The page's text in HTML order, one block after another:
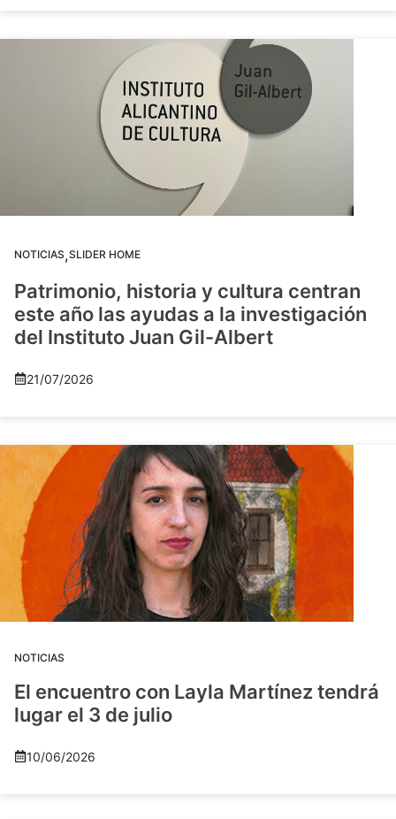
NOTICIAS,SLIDER HOME
Patrimonio, historia y cultura centran
este año las ayudas a la investigación
del Instituto Juan Gil-Albert
21/07/2026
NOTICIAS
El encuentro con Layla Martínez tendrá
lugar el 3 de julio
10/06/2026